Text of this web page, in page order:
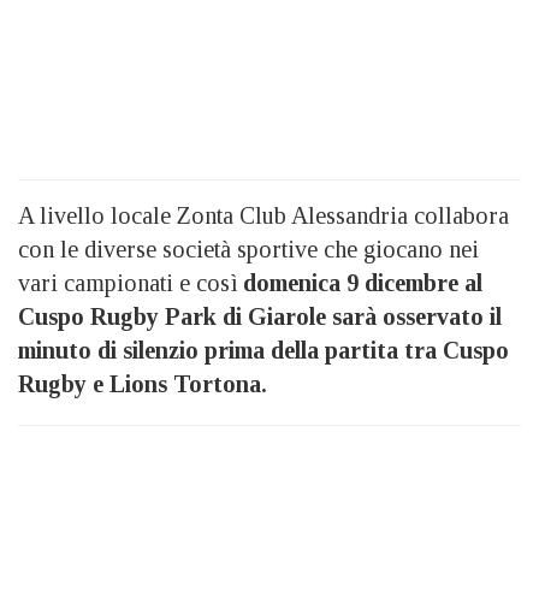
A livello locale Zonta Club Alessandria collabora
con le diverse società sportive che giocano nei
vari campionati e così domenica 9 dicembre al
Cuspo Rugby Park di Giarole sarà osservato il
minuto di silenzio prima della partita tra Cuspo
Rugby e Lions Tortona.